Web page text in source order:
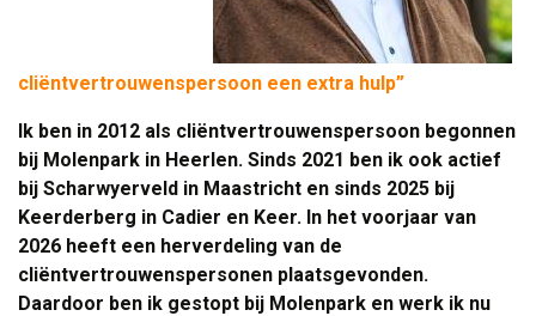
cliëntvertrouwenspersoon een extra hulp”
Ik ben in 2012 als cliëntvertrouwenspersoon begonnen
bij Molenpark in Heerlen. Sinds 2021 ben ik ook actief
bij Scharwyerveld in Maastricht en sinds 2025 bij
Keerderberg in Cadier en Keer. In het voorjaar van
2026 heeft een herverdeling van de
cliëntvertrouwenspersonen plaatsgevonden.
Daardoor ben ik gestopt bij Molenpark en werk ik nu